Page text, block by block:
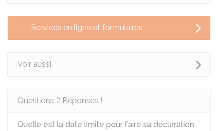
Services en ligne et formulaires
Voir aussi
Questions ? Réponses !
Quelle est la date limite pour faire sa déclaration